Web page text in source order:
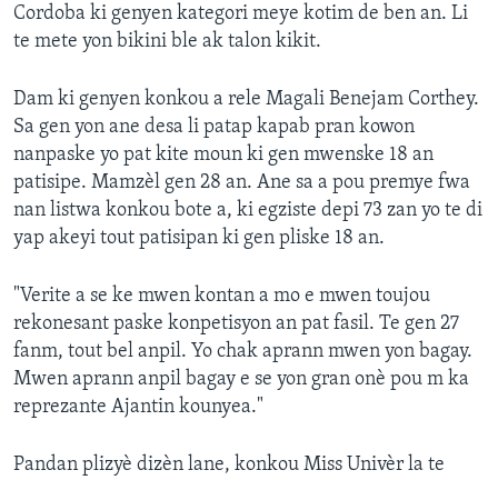
Cordoba ki genyen kategori meye kotim de ben an. Li
te mete yon bikini ble ak talon kikit.
Dam ki genyen konkou a rele Magali Benejam Corthey.
Sa gen yon ane desa li patap kapab pran kowon
nanpaske yo pat kite moun ki gen mwenske 18 an
patisipe. Mamzèl gen 28 an. Ane sa a pou premye fwa
nan listwa konkou bote a, ki egziste depi 73 zan yo te di
yap akeyi tout patisipan ki gen pliske 18 an.
"Verite a se ke mwen kontan a mo e mwen toujou
rekonesant paske konpetisyon an pat fasil. Te gen 27
fanm, tout bel anpil. Yo chak aprann mwen yon bagay.
Mwen aprann anpil bagay e se yon gran onè pou m ka
reprezante Ajantin kounyea."
Pandan plizyè dizèn lane, konkou Miss Univèr la te